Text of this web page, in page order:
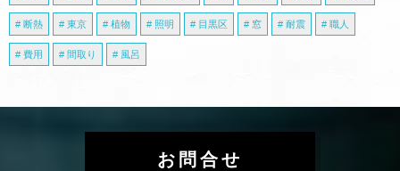
断熱 東京 植物 照明 目黒区 窓 耐震 職人
費用 間取り 風呂
お問合せ